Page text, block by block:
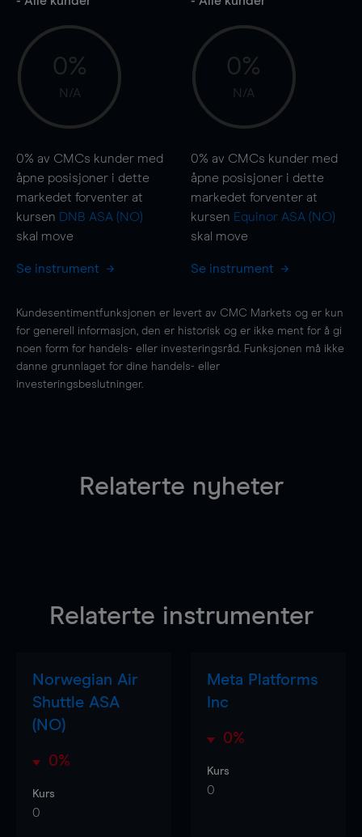
0%
N/A
0% av CMCs kunder med
åpne posisjoner i dette
markedet forventer at
kursen DNB ASA (NO)
skal move
Se instrument
0%
N/A
0% av CMCs kunder med
åpne posisjoner i dette
markedet forventer at
kursen Equinor ASA (NO)
skal move
Se instrument
Kundesentimentfunksjonen er levert av CMC Markets og er kun
for generell informasjon, den er historisk og er ikke ment for å gi
noen form for handels- eller investeringsråd. Funksjonen må ikke
danne grunnlaget for dine handels- eller
investeringsbeslutninger.
Relaterte nyheter
Relaterte instrumenter
Norwegian Air
Shuttle ASA
(NO)
0%
Kurs
0
Meta Platforms
Inc
0%
Kurs
0